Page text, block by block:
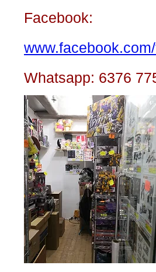
Facebook:
Whatsapp: 6376